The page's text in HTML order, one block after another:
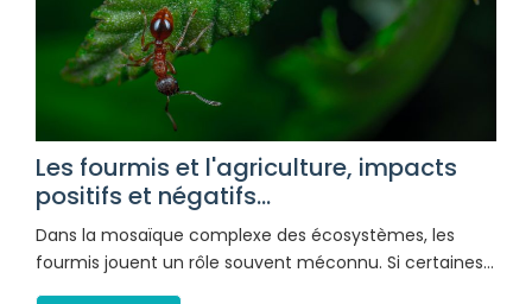
Les fourmis et l'agriculture, impacts
positifs et négatifs...
Dans la mosaïque complexe des écosystèmes, les
fourmis jouent un rôle souvent méconnu. Si certaines…